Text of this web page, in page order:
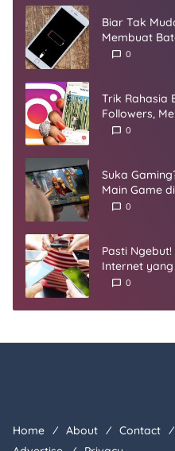
Biar Tak
Membuat
Umur
0
Trik Rahasia
Followers,
0
Suka
Main Game
0
Pasti
Internet
0
Home About Contact